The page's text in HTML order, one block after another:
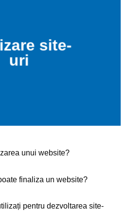
site-
uri
unui website?
finaliza un website?
pentru dezvoltarea site-